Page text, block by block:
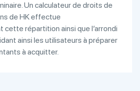
Un calculateur de droits de
de HK effectue
répartition ainsi que l’arrondi
ainsi les utilisateurs à préparer
à acquitter.